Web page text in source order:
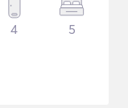
4 5